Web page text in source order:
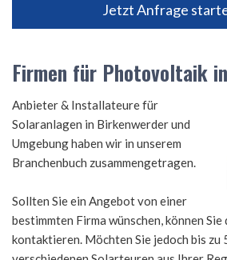
Jetzt Anfrage
Firmen für Photovoltaik
Anbieter & Installateure für
Solaranlagen in Birkenwerder und
Umgebung haben wir in unserem
Branchenbuch zusammengetragen.
Sollten Sie ein Angebot von einer
bestimmten Firma wünschen, können
kontaktieren. Möchten Sie jedoch bis zu